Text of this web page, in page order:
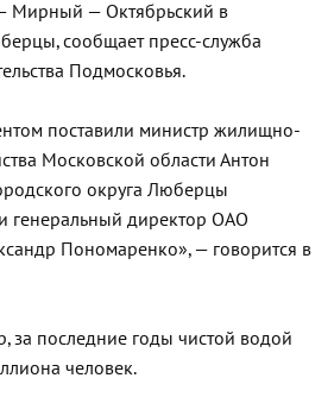
Мирный — Октябрьский в
сообщает пресс-служба
Подмосковья.
поставили министр жилищно-
Московской области Антон
округа Люберцы
генеральный директор ОАО
Пономаренко», — говорится в
за последние годы чистой водой
человек.